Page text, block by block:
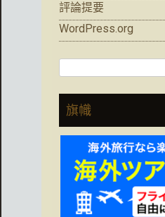
評論提要
WordPress.org
旗幟